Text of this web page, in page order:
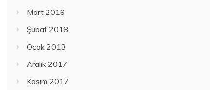
Mart 2018
Şubat 2018
Ocak 2018
Aralık 2017
Kasım 2017